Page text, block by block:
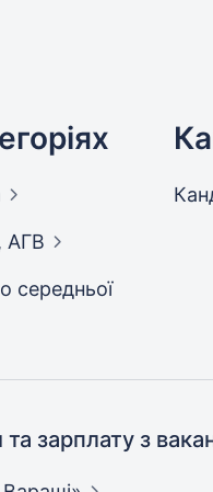
АГВ
середньої
зарплату з